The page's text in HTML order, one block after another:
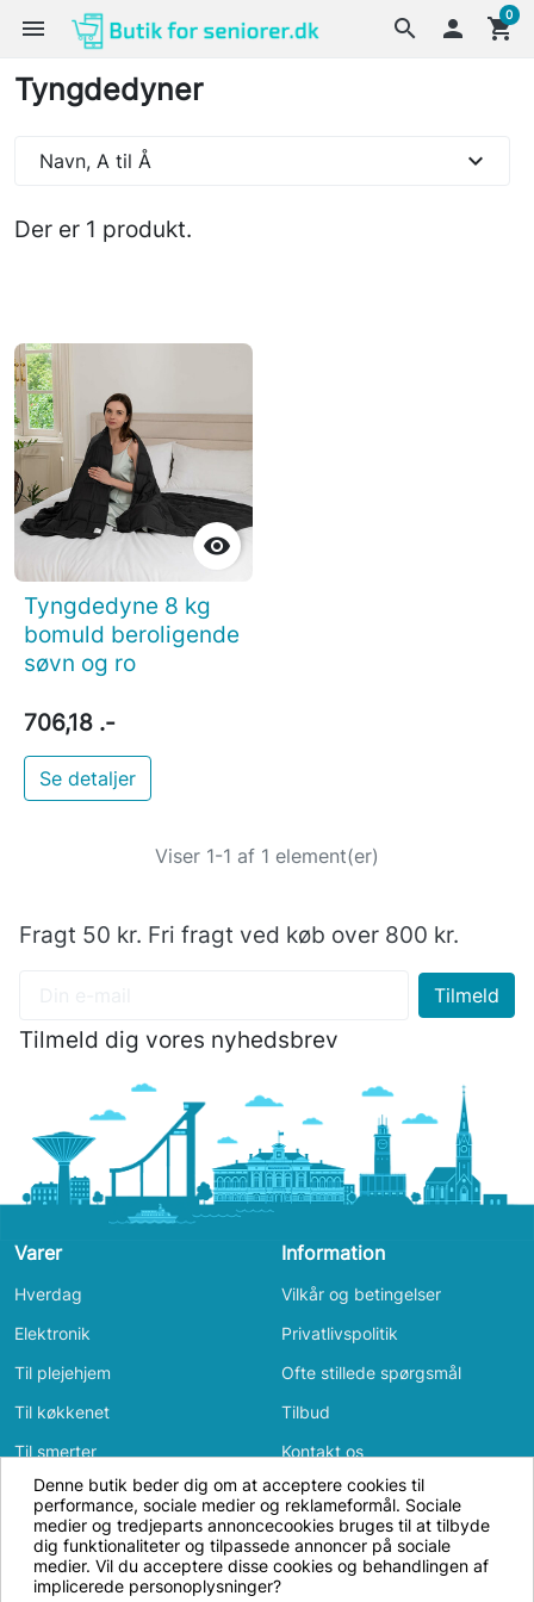
search
menu  shopping_cart
0
Tyngdedyner
Der er 1 produkt.
Navn, A til Å expand_more

Tyngdedyne 8 kg
bomuld beroligende
søvn og ro
706,18 .-
Se detaljer
Viser 1-1 af 1 element(er)
Fragt 50 kr. Fri fragt ved køb over 800 kr.
Tilmeld dig vores nyhedsbrev
Varer
Hverdag
Elektronik
Til plejehjem
Til køkkenet
Til smerter
Til badeværelset
Bevægelse
Til soveværelset
Information
Vilkår og betingelser
Privatlivspolitik
Ofte stillede spørgsmål
Tilbud
Kontakt os
Log ind
Vi bruger cookies og annonceidentifikatorer
for at få hjemmesiden til at fungere, til
analyse samt til personligt tilpasset og ikke-
Denne butik beder dig om at acceptere cookies til
performance, sociale medier og reklameformål. Sociale
medier og tredjeparts annoncecookies bruges til at tilbyde
dig funktionaliteter og tilpassede annoncer på sociale
medier. Vil du acceptere disse cookies og behandlingen af
implicerede personoplysninger?